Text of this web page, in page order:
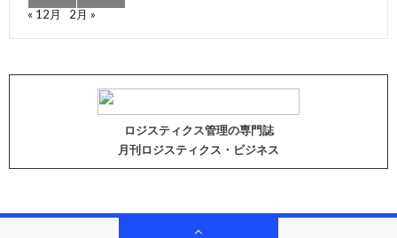
« 12月
2月 »
ロジスティクス管理の専門誌
月刊ロジスティクス・ビジネス